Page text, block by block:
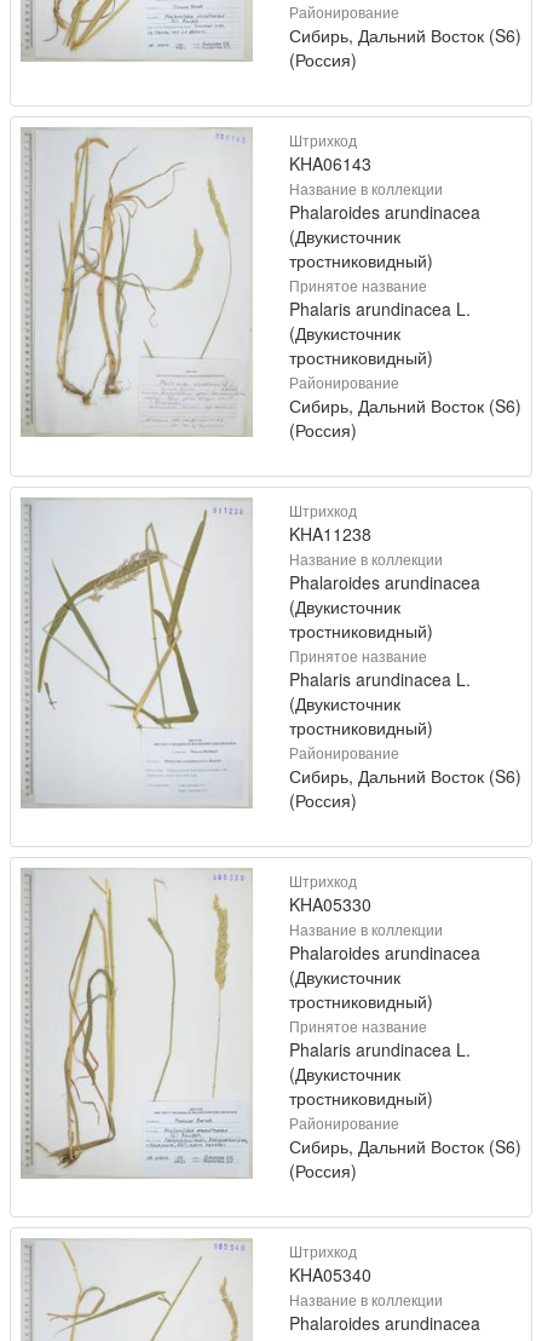
Районирование
Сибирь, Дальний Восток (S6)
(Россия)
Штрихкод
KHA06143
Название в коллекции
Phalaroides arundinacea
(Двукисточник
тростниковидный)
Принятое название
Phalaris arundinacea L.
(Двукисточник
тростниковидный)
Районирование
Сибирь, Дальний Восток (S6)
(Россия)
Штрихкод
KHA11238
Название в коллекции
Phalaroides arundinacea
(Двукисточник
тростниковидный)
Принятое название
Phalaris arundinacea L.
(Двукисточник
тростниковидный)
Районирование
Сибирь, Дальний Восток (S6)
(Россия)
Штрихкод
KHA05330
Название в коллекции
Phalaroides arundinacea
(Двукисточник
тростниковидный)
Принятое название
Phalaris arundinacea L.
(Двукисточник
тростниковидный)
Районирование
Сибирь, Дальний Восток (S6)
(Россия)
Штрихкод
KHA05340
Название в коллекции
Phalaroides arundinacea